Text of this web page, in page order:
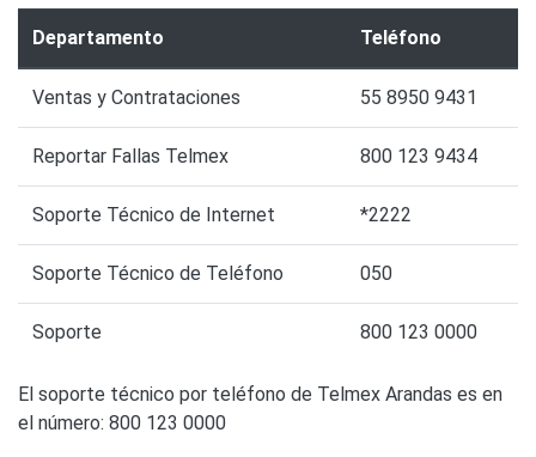
Departamento Teléfono
Ventas y Contrataciones 55 8950 9431
Reportar Fallas Telmex 800 123 9434
Soporte Técnico de Internet *2222
Soporte Técnico de Teléfono 050
Soporte 800 123 0000
El soporte técnico por teléfono de Telmex Arandas es en
el número: 800 123 0000